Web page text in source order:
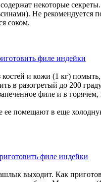
некоторые
Не рекомендуется
соком.
и кожи (1 кг)
в разогретый до 200
филе и в
ее помещают в еще
выходит. Как